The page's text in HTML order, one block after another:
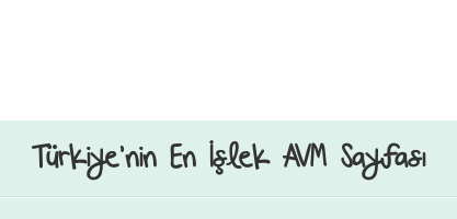
Türkiye’nin En İşlek AVM Sayfası